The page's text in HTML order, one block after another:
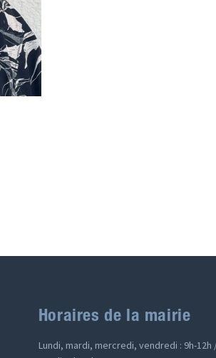
Horaires de la mairie
Lundi, mardi, mercredi, vendredi : 9h-12h